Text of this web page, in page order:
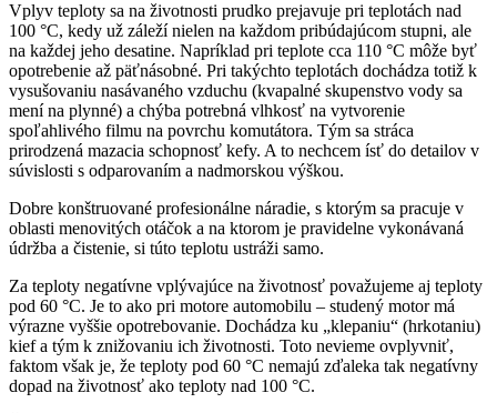
Vplyv teploty sa na životnosti prudko prejavuje pri teplotách nad
100 °C, kedy už záleží nielen na každom pribúdajúcom stupni, ale
na každej jeho desatine. Napríklad pri teplote cca 110 °C môže byť
opotrebenie až päťnásobné. Pri takýchto teplotách dochádza totiž k
vysušovaniu nasávaného vzduchu (kvapalné skupenstvo vody sa
mení na plynné) a chýba potrebná vlhkosť na vytvorenie
spoľahlivého filmu na povrchu komutátora. Tým sa stráca
prirodzená mazacia schopnosť kefy. A to nechcem ísť do detailov v
súvislosti s odparovaním a nadmorskou výškou.
Dobre konštruované profesionálne náradie, s ktorým sa pracuje v
oblasti menovitých otáčok a na ktorom je pravidelne vykonávaná
údržba a čistenie, si túto teplotu ustráži samo.
Za teploty negatívne vplývajúce na životnosť považujeme aj teploty
pod 60 °C. Je to ako pri motore automobilu – studený motor má
výrazne vyššie opotrebovanie. Dochádza ku „klepaniu“ (hrkotaniu)
kief a tým k znižovaniu ich životnosti. Toto nevieme ovplyvniť,
faktom však je, že teploty pod 60 °C nemajú zďaleka tak negatívny
dopad na životnosť ako teploty nad 100 °C.